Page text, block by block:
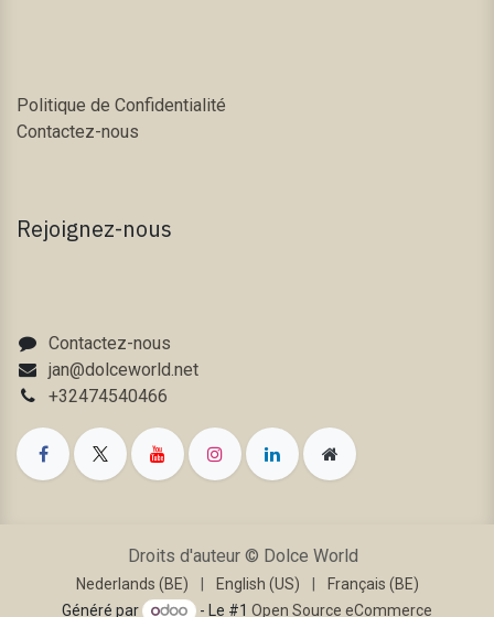
Politique de Confidentialité
Contactez-nous
Rejoignez-nous
Contactez-nous
jan@dolceworld.net
+32474540466
Droits d'auteur © Dolce World
Nederlands (BE) | English (US) |
Français (BE)
Généré par
- Le #1 Open Source eCommerce